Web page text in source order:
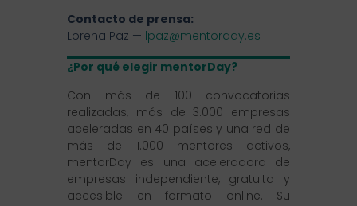
Contacto de prensa:
Lorena Paz — lpaz@mentorday.es
¿Por qué elegir mentorDay?
Con más de 100 convocatorias
realizadas, más de 3.000 empresas
aceleradas en 40 países y una red de
más de 1.000 mentores activos,
mentorDay es una aceleradora de
empresas independiente, gratuita y
accesible en formato online. Su